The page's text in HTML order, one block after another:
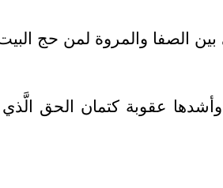
الصفا والمروة لمن حج
عقوبة كتمان الحق